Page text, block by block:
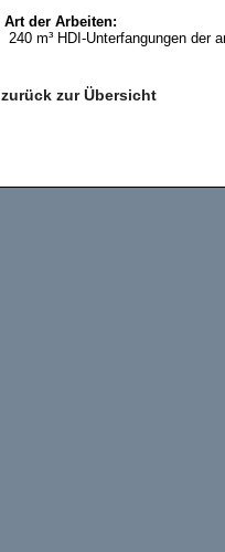
Art der Arbeiten:
240 m³ HDI-Unterfangungen der
zurück zur Übersicht